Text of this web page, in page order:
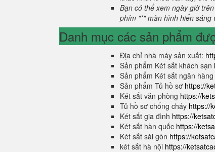
Bạn có thể xem ngày giờ
phím "*" màn hình hiển
Danh mục các sản phẩm
Địa chỉ nhà máy sản xuất:
Sản phẩm Két sắt khách sạn
Sản phẩm Két sắt ngân hàng
Sản phẩm Tủ hồ sơ https://
Két sắt văn phòng https://
Tủ hồ sơ chống cháy https://
Két sắt gia đình https://
Két sắt hàn quốc https://
Két sắt sài gòn https://
két sắt hà nội https://